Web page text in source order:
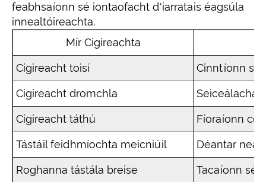
feabhsaíonn sé iontaofacht d'iarratais éagsúla
innealtóireachta.
Mír Cigireachta
Cigireacht toisí Cinntíonn sé
Cigireacht dromchla Seiceálacha
Cigireacht táthú Fíoraíonn
Tástáil feidhmíochta meicniúil Déantar
Roghanna tástála breise Tacaíonn sé